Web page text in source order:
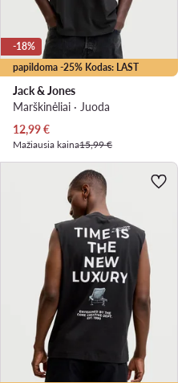
papildoma -25% Kodas: LAST
-18%
Jack & Jones
Marškinėliai · Juoda
Dabartinė kaina
12,99€
Mažiausia kaina15,99 €